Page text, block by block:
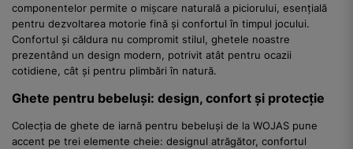
componentelor permite o mișcare naturală a piciorului, esențială
pentru dezvoltarea motorie fină și confortul în timpul jocului.
Confortul și căldura nu compromit stilul, ghetele noastre
prezentând un design modern, potrivit atât pentru ocazii
cotidiene, cât și pentru plimbări în natură.
Ghete pentru bebeluși: design, confort și protecție
Colecția de ghete de iarnă pentru bebeluși de la WOJAS pune
accent pe trei elemente cheie: designul atrăgător, confortul